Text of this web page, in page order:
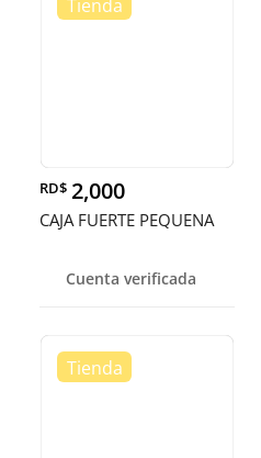
RD$ 2,000
CAJA FUERTE PEQUENA
Cuenta verificada